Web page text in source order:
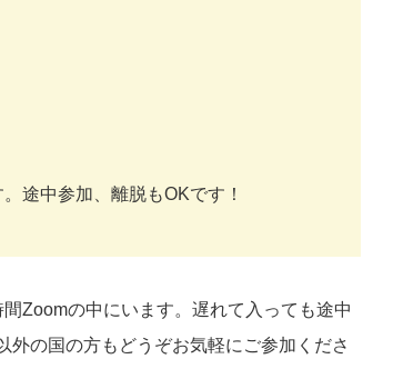
途中参加、離脱もOKです！
Zoomの中にいます。遅れて入っても途中
の国の方もどうぞお気軽にご参加くださ